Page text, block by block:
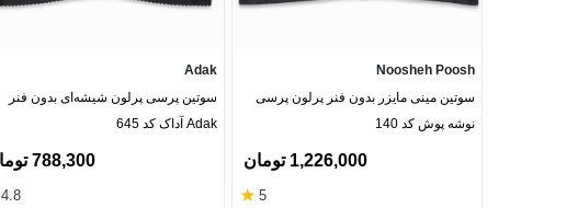
Noosheh Poosh
سوتین مینی مایزر بدون فنر پرلون پرسی
نوشه پوش کد 140
1,226,000 تومان
5
★
Adak
سوتین پرسی پرلون شیشه‌ای بدون فنر
Adak آداک کد 645
788,300 تومان
4.8